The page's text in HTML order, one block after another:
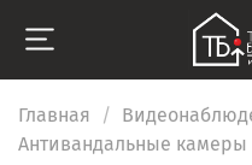
Главная
Антивандальные камеры